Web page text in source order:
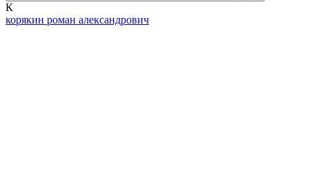
К
корякин роман александрович